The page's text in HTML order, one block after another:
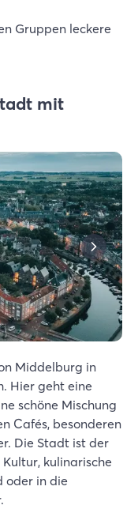
Gruppen leckere
mit
Middelburg in
Hier geht eine
schöne Mischung
Cafés, besonderen
Die Stadt ist der
kulinarische
oder in die